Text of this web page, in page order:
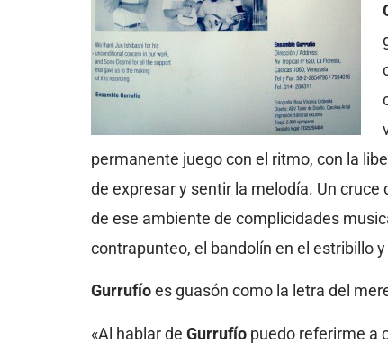
permanente juego con el ritmo, con la
de expresar y sentir la melodía. Un
de ese ambiente de complicidades
contrapunteo, el bandolín en el estribillo
Gurrufíoes guasón como la letra del
«Al hablar de Gurrufíopuedo referirme a